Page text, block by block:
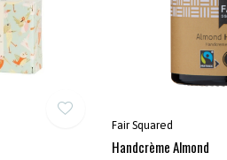
Fair Squared
Handcrème Almond